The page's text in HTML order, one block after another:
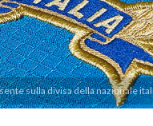
sulla divisa della nazionale